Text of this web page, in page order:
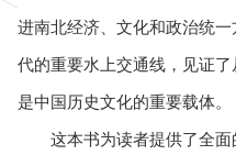
进南北经济、文化和政治统
代的重要水上交通线，见证
是中国历史文化的重要载体。
这本书为读者提供了全